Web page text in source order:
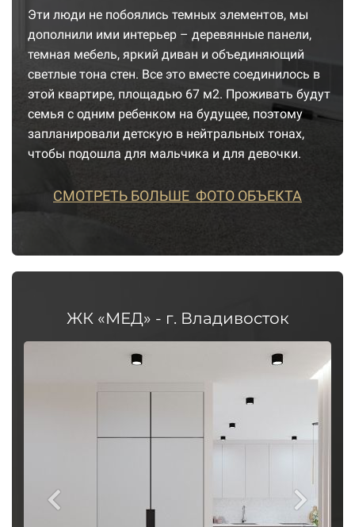
Эти люди не побоялись темных элементов, мы
дополнили ими интерьер – деревянные панели,
темная мебель, яркий диван и объединяющий
светлые тона стен. Все это вместе соединилось в
этой квартире, площадью 67 м2. Проживать будут
семья с одним ребенком на будущее, поэтому
запланировали детскую в нейтральных тонах,
чтобы подошла для мальчика и для девочки.
СМОТРЕТЬ БОЛЬШЕ ФОТО ОБЪЕКТА
ЖК «МЕД» - г. Владивосток